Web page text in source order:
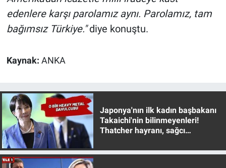
edenlere karşı parolamız aynı. Parolamız, tam
bağımsız Türkiye."diye konuştu.
Kaynak: ANKA
Japonya'nın ilk kadın başbakanı
Takaichi'nin bilinmeyenleri!
Thatcher hayranı, sağcı